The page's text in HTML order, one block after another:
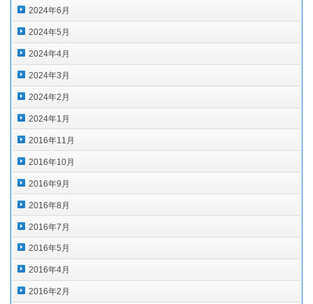
2024年6月
2024年5月
2024年4月
2024年3月
2024年2月
2024年1月
2016年11月
2016年10月
2016年9月
2016年8月
2016年7月
2016年5月
2016年4月
2016年2月